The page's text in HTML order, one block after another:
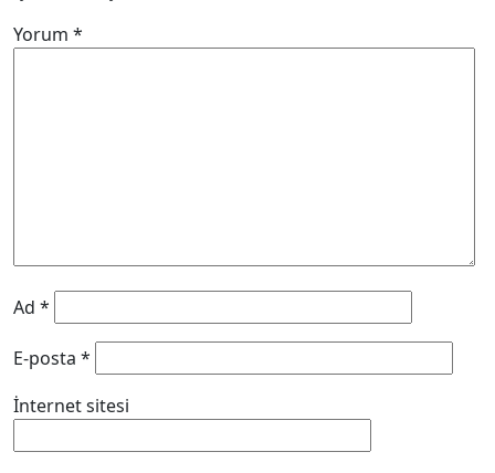
Yorum *
Ad *
E-posta *
İnternet sitesi